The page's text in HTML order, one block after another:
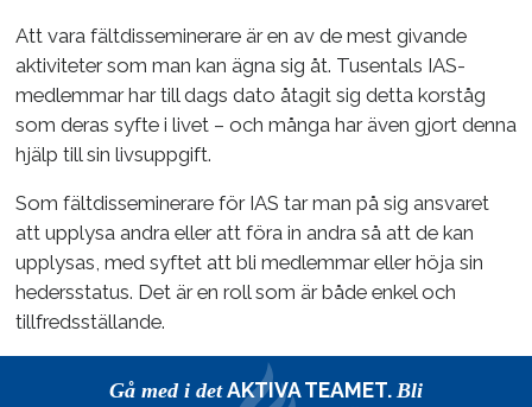
Att vara fältdisseminerare är en av de mest givande
aktiviteter som man kan ägna sig åt. Tusentals IAS-
medlemmar har till dags dato åtagit sig detta korståg
som deras syfte i livet – och många har även gjort denna
hjälp till sin livsuppgift.
Som fältdisseminerare för IAS tar man på sig ansvaret
att upplysa andra eller att föra in andra så att de kan
upplysas, med syftet att bli medlemmar eller höja sin
hedersstatus. Det är en roll som är både enkel och
tillfredsställande.
Gå med i det AKTIVA TEAMET. Bli